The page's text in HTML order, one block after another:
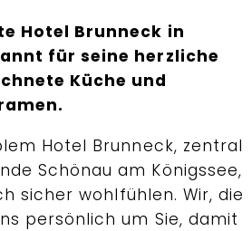
Hotel Brunneck in
für seine herzliche
Küche und
Hotel Brunneck, zentral
Schönau am Königssee,
sicher wohlfühlen. Wir, die
persönlich um Sie, damit